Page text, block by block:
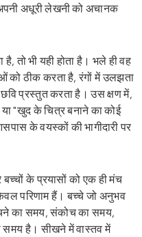
अधूरी लेखनी को अचानक
है, तो भी यही होता है। भले ही वह
को ठीक करता है, रंगों में उलझता
प्रस्तुत करता है। उस क्षण में,
"खुद के चित्र बनाने का कोई
के वयस्कों की भागीदारी पर
बच्चों के प्रयासों को एक ही मंच
परिणाम हैं। बच्चे जो अनुभव
का समय, संकोच का समय,
है। सीखने में वास्तव में